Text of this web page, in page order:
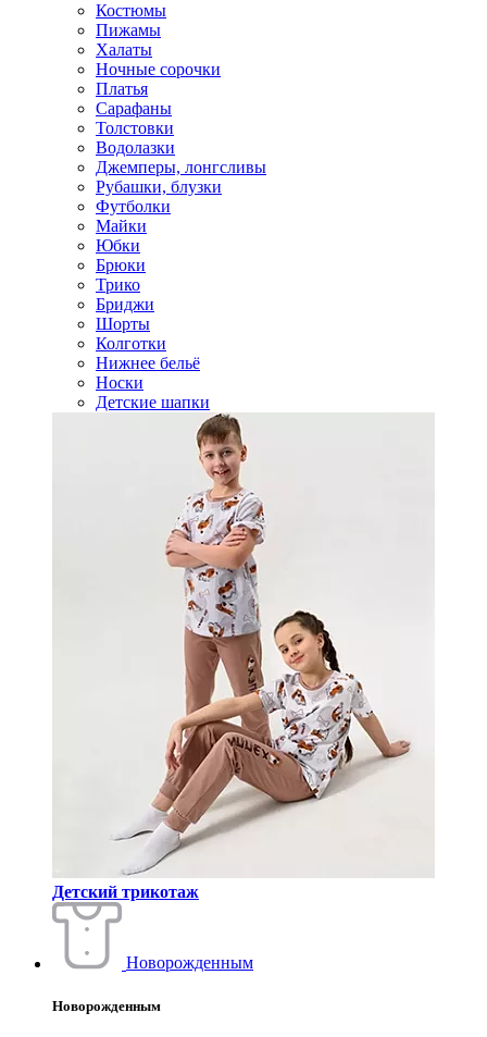
Костюмы
Пижамы
Халаты
Ночные сорочки
Платья
Сарафаны
Толстовки
Водолазки
Джемперы, лонгсливы
Рубашки, блузки
Футболки
Майки
Юбки
Брюки
Трико
Бриджи
Шорты
Колготки
Нижнее бельё
Носки
Детские шапки
Детский трикотаж
Новорожденным
Новорожденным